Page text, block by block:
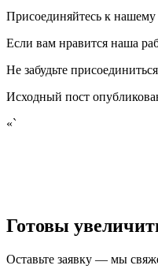
Присоединяйтесь к нашему
Если вам нравится наша
Не забудьте
Исходный пост
«`
Готовы
Оставьте заявку — мы